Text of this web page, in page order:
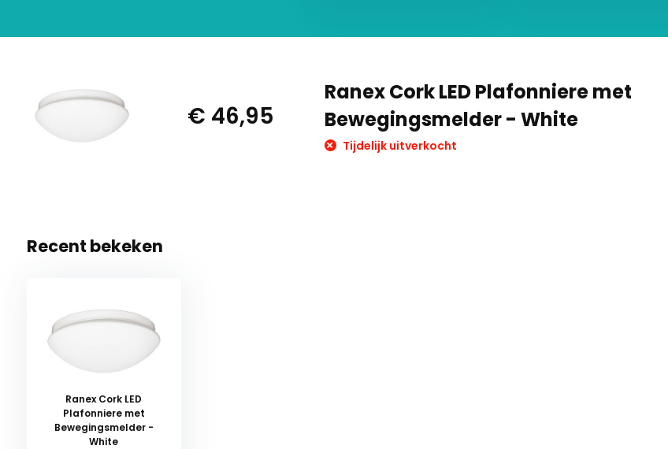
€ 46,95
Ranex Cork LED Plafonniere met
Bewegingsmelder - White
Tijdelijk uitverkocht
Recent bekeken
Ranex Cork LED
Plafonniere met
Bewegingsmelder -
White